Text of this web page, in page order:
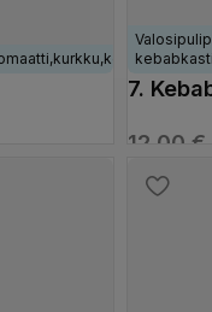
7.
12,00 €
VALITSE